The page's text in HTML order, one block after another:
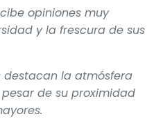
opiniones muy
y la frescura de sus
destacan la atmósfera
de su proximidad